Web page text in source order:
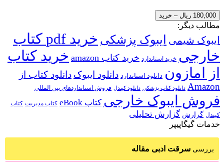
180,000 ریال – خرید
مطالب دیگر:
ایبوک شیمی ایبوک پزشکی
خرید pdf کتاب
خارجی خرید استاندارد خرید کتاب amazon
خرید کتاب
از امازون دانلود استاندارد دانلود ایبوک دانلود کتاب از
Amazon دانلود کتاب پزشکی دانلود کیندل فروش استانداردهای بین المللی
فروش ایبوک خارجی کتاب eBook کتاب مدیریت کتاب
کیندل گزارش گزارش تحلیلی
خدمات گیگاپیپر
بررسی سرقت ادبی مقاله